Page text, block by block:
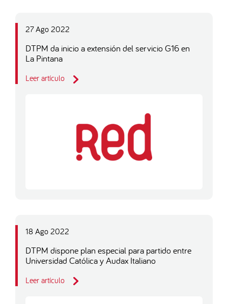
27 Ago 2022
DTPM da inicio a extensión del servicio G16 en
La Pintana
Leer artículo
18 Ago 2022
DTPM dispone plan especial para partido entre
Universidad Católica y Audax Italiano
Leer artículo